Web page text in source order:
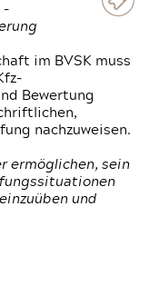
-
im BVSK muss
Bewertung
nachzuweisen.
ermöglichen, sein
und